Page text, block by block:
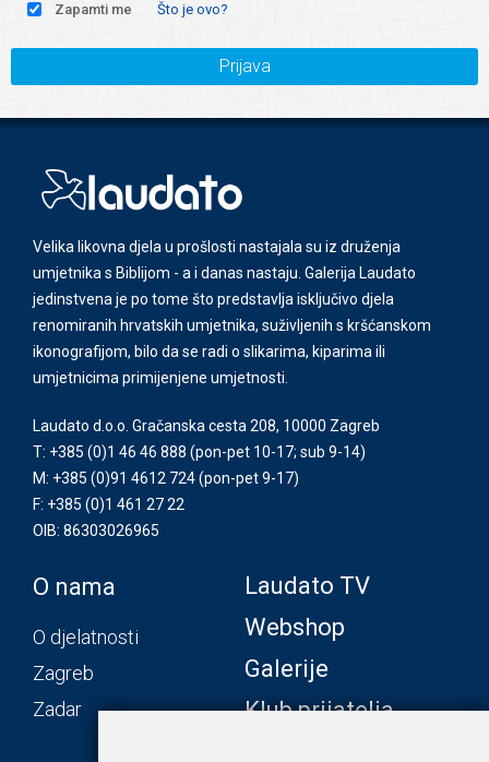
Zapamti me Što je ovo?
Prijava
Velika likovna djela u prošlosti nastajala su iz druženja
umjetnika s Biblijom - a i danas nastaju. Galerija Laudato
jedinstvena je po tome što predstavlja isključivo djela
renomiranih hrvatskih umjetnika, suživljenih s kršćanskom
ikonografijom, bilo da se radi o slikarima, kiparima ili
umjetnicima primijenjene umjetnosti.
Laudato d.o.o. Gračanska cesta 208, 10000 Zagreb
T: +385 (0)1 46 46 888 (pon-pet 10-17; sub 9-14)
M: +385 (0)91 4612 724(pon-pet 9-17)
F: +385 (0)1 461 27 22
OIB: 86303026965
O nama
O djelatnosti
Zagreb
Zadar
Laudato TV
Webshop
Galerije
Klub prijatelja